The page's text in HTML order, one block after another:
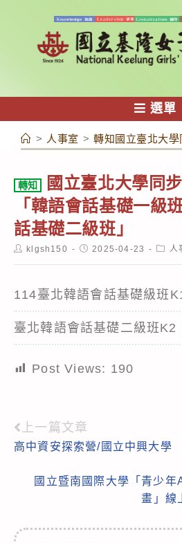
容
選單
> 人事室 > 轉知國立臺北大
轉知
國立臺北大學同
「韓語會話基礎一級
話基礎二級班」
Postklgsh150
Post2025-04-23
Post
人
114臺北韓語會話基礎級班
臺北韓語會話基礎二級班K2
Post Views: 190
Read
more
articles
上一篇文章
高中資安探索營/國立中興大學
國立暨南國際大學「青少
畫」線